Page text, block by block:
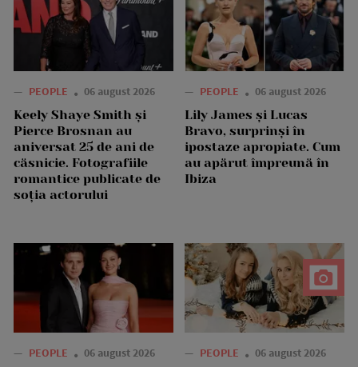
— PEOPLE 06 august 2026
Keely Shaye Smith și
Pierce Brosnan au
aniversat 25 de ani de
căsnicie. Fotografiile
romantice publicate de
soția actorului
— PEOPLE 06 august 2026
Lily James și Lucas
Bravo, surprinși în
ipostaze apropiate. Cum
au apărut împreună în
Ibiza
— PEOPLE 06 august 2026 — PEOPLE 06 august 2026